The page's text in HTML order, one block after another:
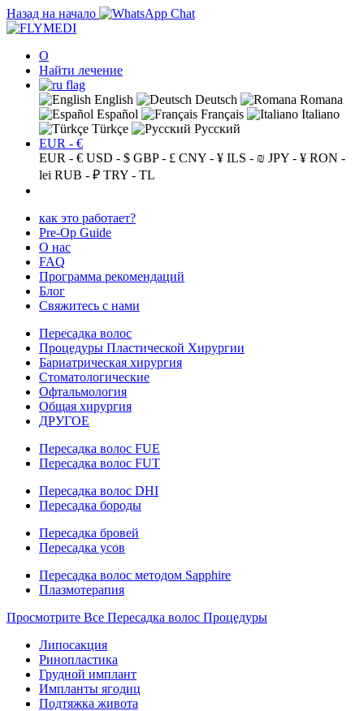
Назад на начало
О
Найти лечение
English Deutsch
Romana
Español
Français
Italiano
Türkçe
Русский
EUR - €
EUR - € USD - $ GBP - £ CNY - ¥ ILS - ₪ JPY - ¥ RON -
lei RUB - ₽ TRY - TL
как это работает?
Pre-Op Guide
О нас
FAQ
Программа рекомендаций
Блог
Свяжитесь с нами
Пересадка волос
Процедуры Пластической Хирургии
Бариатрическая хирургия
Стоматологические
Офтальмология
Общая хирургия
ДРУГОЕ
Пересадка волос FUE
Пересадка волос FUT
Пересадка волос DHI
Пересадка бороды
Пересадка бровей
Пересадка усов
Пересадка волос методом Sapphire
Плазмотерапия
Просмотрите Все Пересадка волос Процедуры
Липосакция
Ринопластика
Грудной имплант
Импланты ягодиц
Подтяжка живота